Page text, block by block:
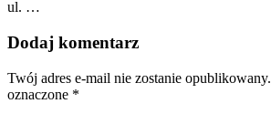
ul. …
Dodaj komentarz
Twój adres e-mail nie zostanie opublikowany.
oznaczone *